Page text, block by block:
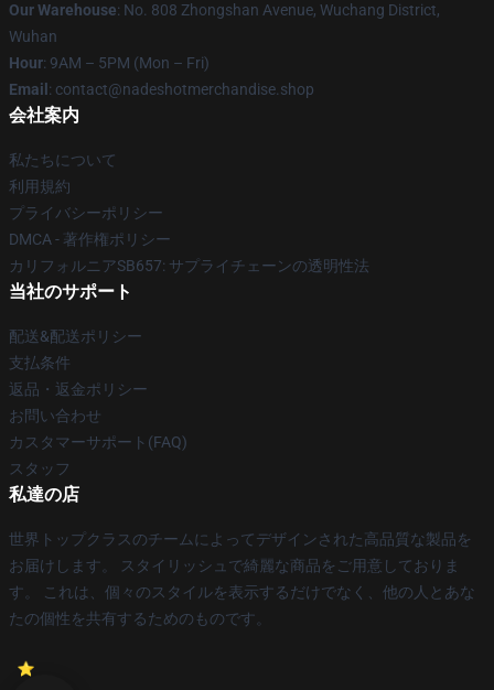
Our Warehouse: No. 808 Zhongshan Avenue, Wuchang District,
Wuhan
Hour: 9AM – 5PM (Mon – Fri)
Email : contact@nadeshotmerchandise.shop
会社案内
私たちについて
利用規約
プライバシーポリシー
DMCA - 著作権ポリシー
カリフォルニアSB657: サプライチェーンの透明性法
当社のサポート
配送&配送ポリシー
支払条件
返品・返金ポリシー
お問い合わせ
カスタマーサポート(FAQ)
スタッフ
私達の店
世界トップクラスのチームによってデザインされた高品質な製品を
お届けします。 スタイリッシュで綺麗な商品をご用意しておりま
す。 これは、個々のスタイルを表示するだけでなく、他の人とあな
たの個性を共有するためのものです。